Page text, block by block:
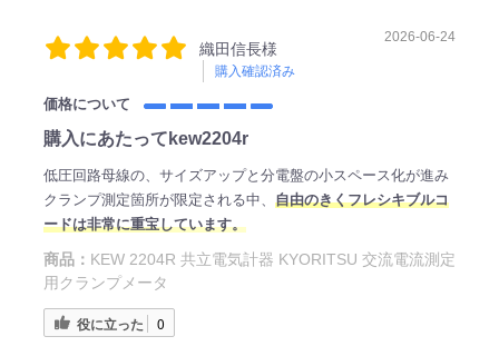
織田信長様
購入確認済み
2026-06-24
価格について
購入にあたってkew2204r
低圧回路母線の、サイズアップと分電盤の小スペース化が進み
クランプ測定箇所が限定される中、 自由のきくフレシキブルコ
ードは非常に重宝しています。
商品： KEW 2204R 共立電気計器 KYORITSU 交流電流測定
用クランプメータ
役に立った 0